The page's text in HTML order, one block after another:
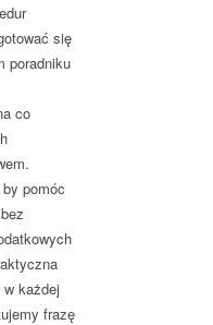
się
poradniku
co
pomóc
każdej
frazę